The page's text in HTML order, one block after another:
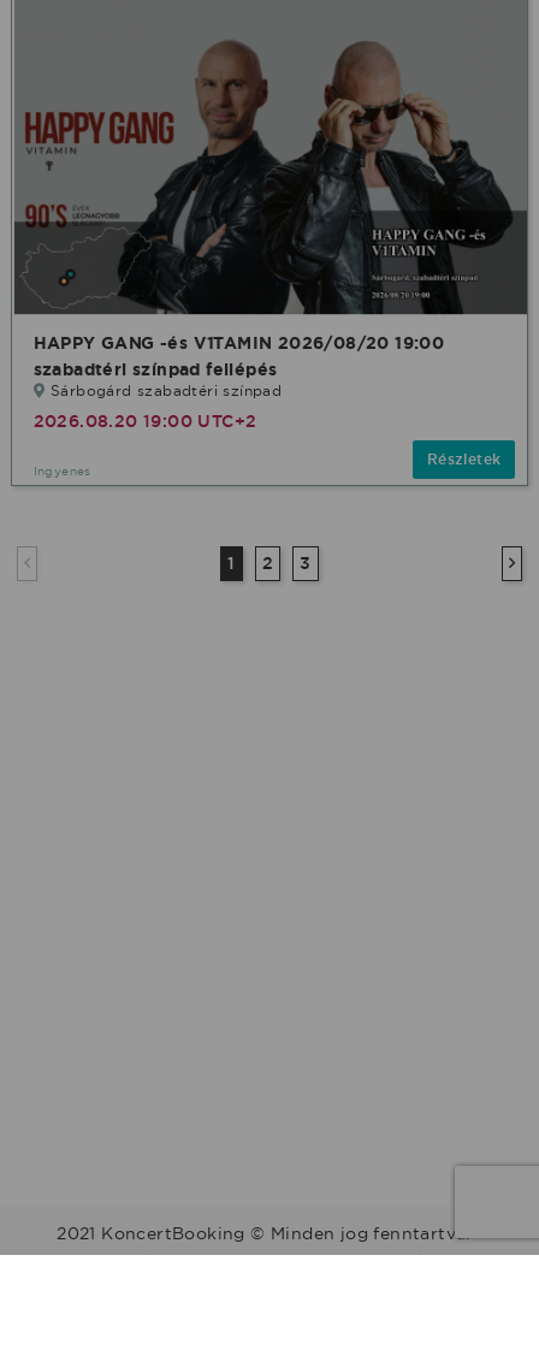
HAPPY GANG -és V1TAMIN 2026/08/20 19:00
szabadtéri színpad fellépés
Sárbogárd szabadtéri színpad
2026.08.20 19:00 UTC+2
Ingyenes
Részletek
1 2 3
2021 KoncertBooking © Minden jog fenntartva.
Kapcsolat | Telefonszám: +36 30 157 9812 | E-mail: